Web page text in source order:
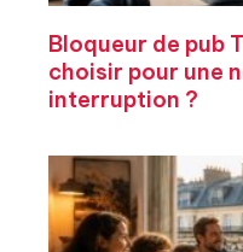
Bloqueur de pub
choisir pour une
interruption ?